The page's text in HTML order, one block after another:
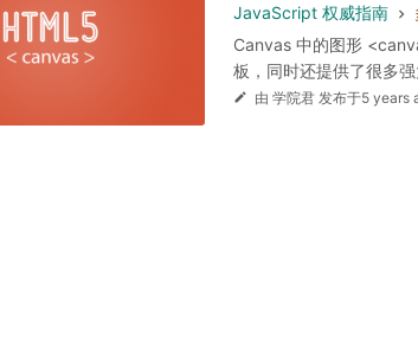
JavaScript 权威指南
Canvas 中的图形
板，同时还提供了很多
由 学院君 发布于5 years